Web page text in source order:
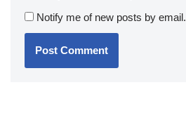
Notify me of new posts by email.